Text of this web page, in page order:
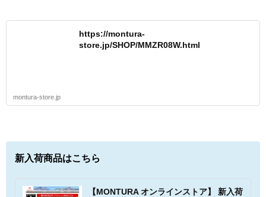
https://montura-
store.jp/SHOP/MMZR08W.html
montura-store.jp
新入荷商品はこちら
【MONTURA オンラインストア】 新入荷